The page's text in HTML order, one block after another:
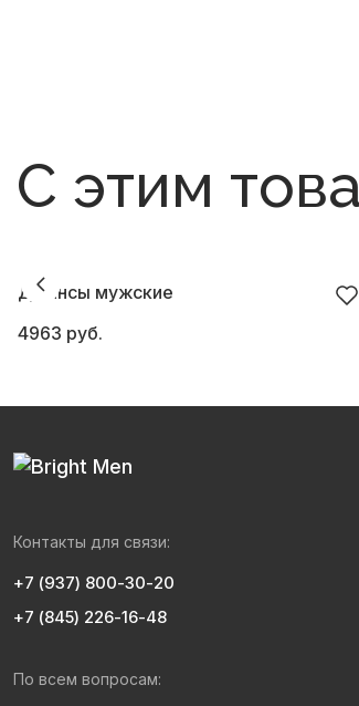
С этим
Джинсы мужские
4963 руб.
Контакты для связи:
+7 (937) 800-30-20
+7 (845) 226-16-48
По всем вопросам: